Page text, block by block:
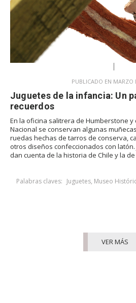
PUBLICADO EN MARZO
Juguetes de la infancia: Un
recuerdos
En la oficina salitrera de Humberstone y
Nacional se conservan algunas
ruedas hechas de tarros de conserva,
otros diseños confeccionados con
dan cuenta de la historia de Chile y la
Palabras claves: Juguetes, Museo
VER MÁS